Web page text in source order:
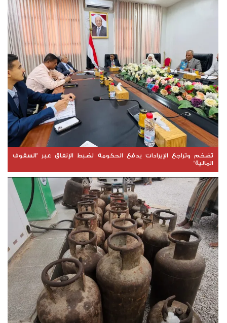
تضخم وتراجع الإيرادات يدفع الحكومة لضبط الإنفاق عبر "السقوف
المالية"